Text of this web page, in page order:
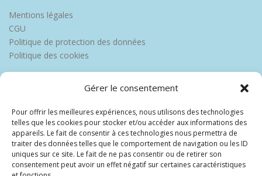
Gérer le consentement
Pour offrir les meilleures expériences, nous utilisons des technologies
telles que les cookies pour stocker et/ou accéder aux informations des
appareils. Le fait de consentir à ces technologies nous permettra de
traiter des données telles que le comportement de navigation ou les ID
uniques sur ce site. Le fait de ne pas consentir ou de retirer son
consentement peut avoir un effet négatif sur certaines caractéristiques
Mentions légales
CGU
Politique de protection des données
Politique des cookies